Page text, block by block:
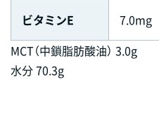
ビタミンE
7.0mg
MCT（中鎖脂肪酸油） 3.0g
水分 70.3g